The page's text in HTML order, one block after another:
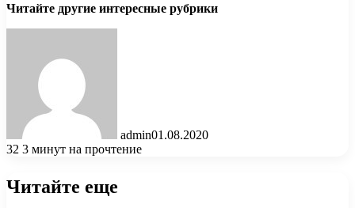
Читайте другие интересные рубрики
admin01.08.2020
32 3 минут на прочтение
Читайте еще